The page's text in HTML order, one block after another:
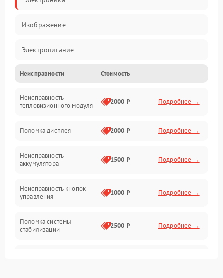
Изображение
Электропитание
Измерения
Матрица
Неисправности Стоимость
Неисправность
тепловизионного модуля
2000 ₽ Подробнее →
Поломка дисплея 2000 ₽ Подробнее →
Неисправность
аккумулятора
1500 ₽ Подробнее →
Неисправность кнопок
управления
1000 ₽ Подробнее →
Поломка системы
стабилизации
2500 ₽ Подробнее →